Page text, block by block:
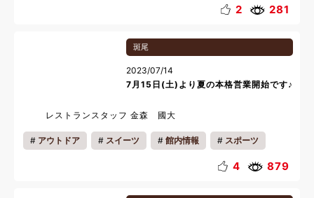
ショップ
2 281
斑尾
2023/07/14
7月15日(土)より夏の本格営業開始です♪
レストランスタッフ 金森 國大
アウトドア スイーツ 館内情報 スポーツ
写真
4 879